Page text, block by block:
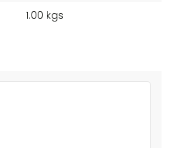
1.00 kgs